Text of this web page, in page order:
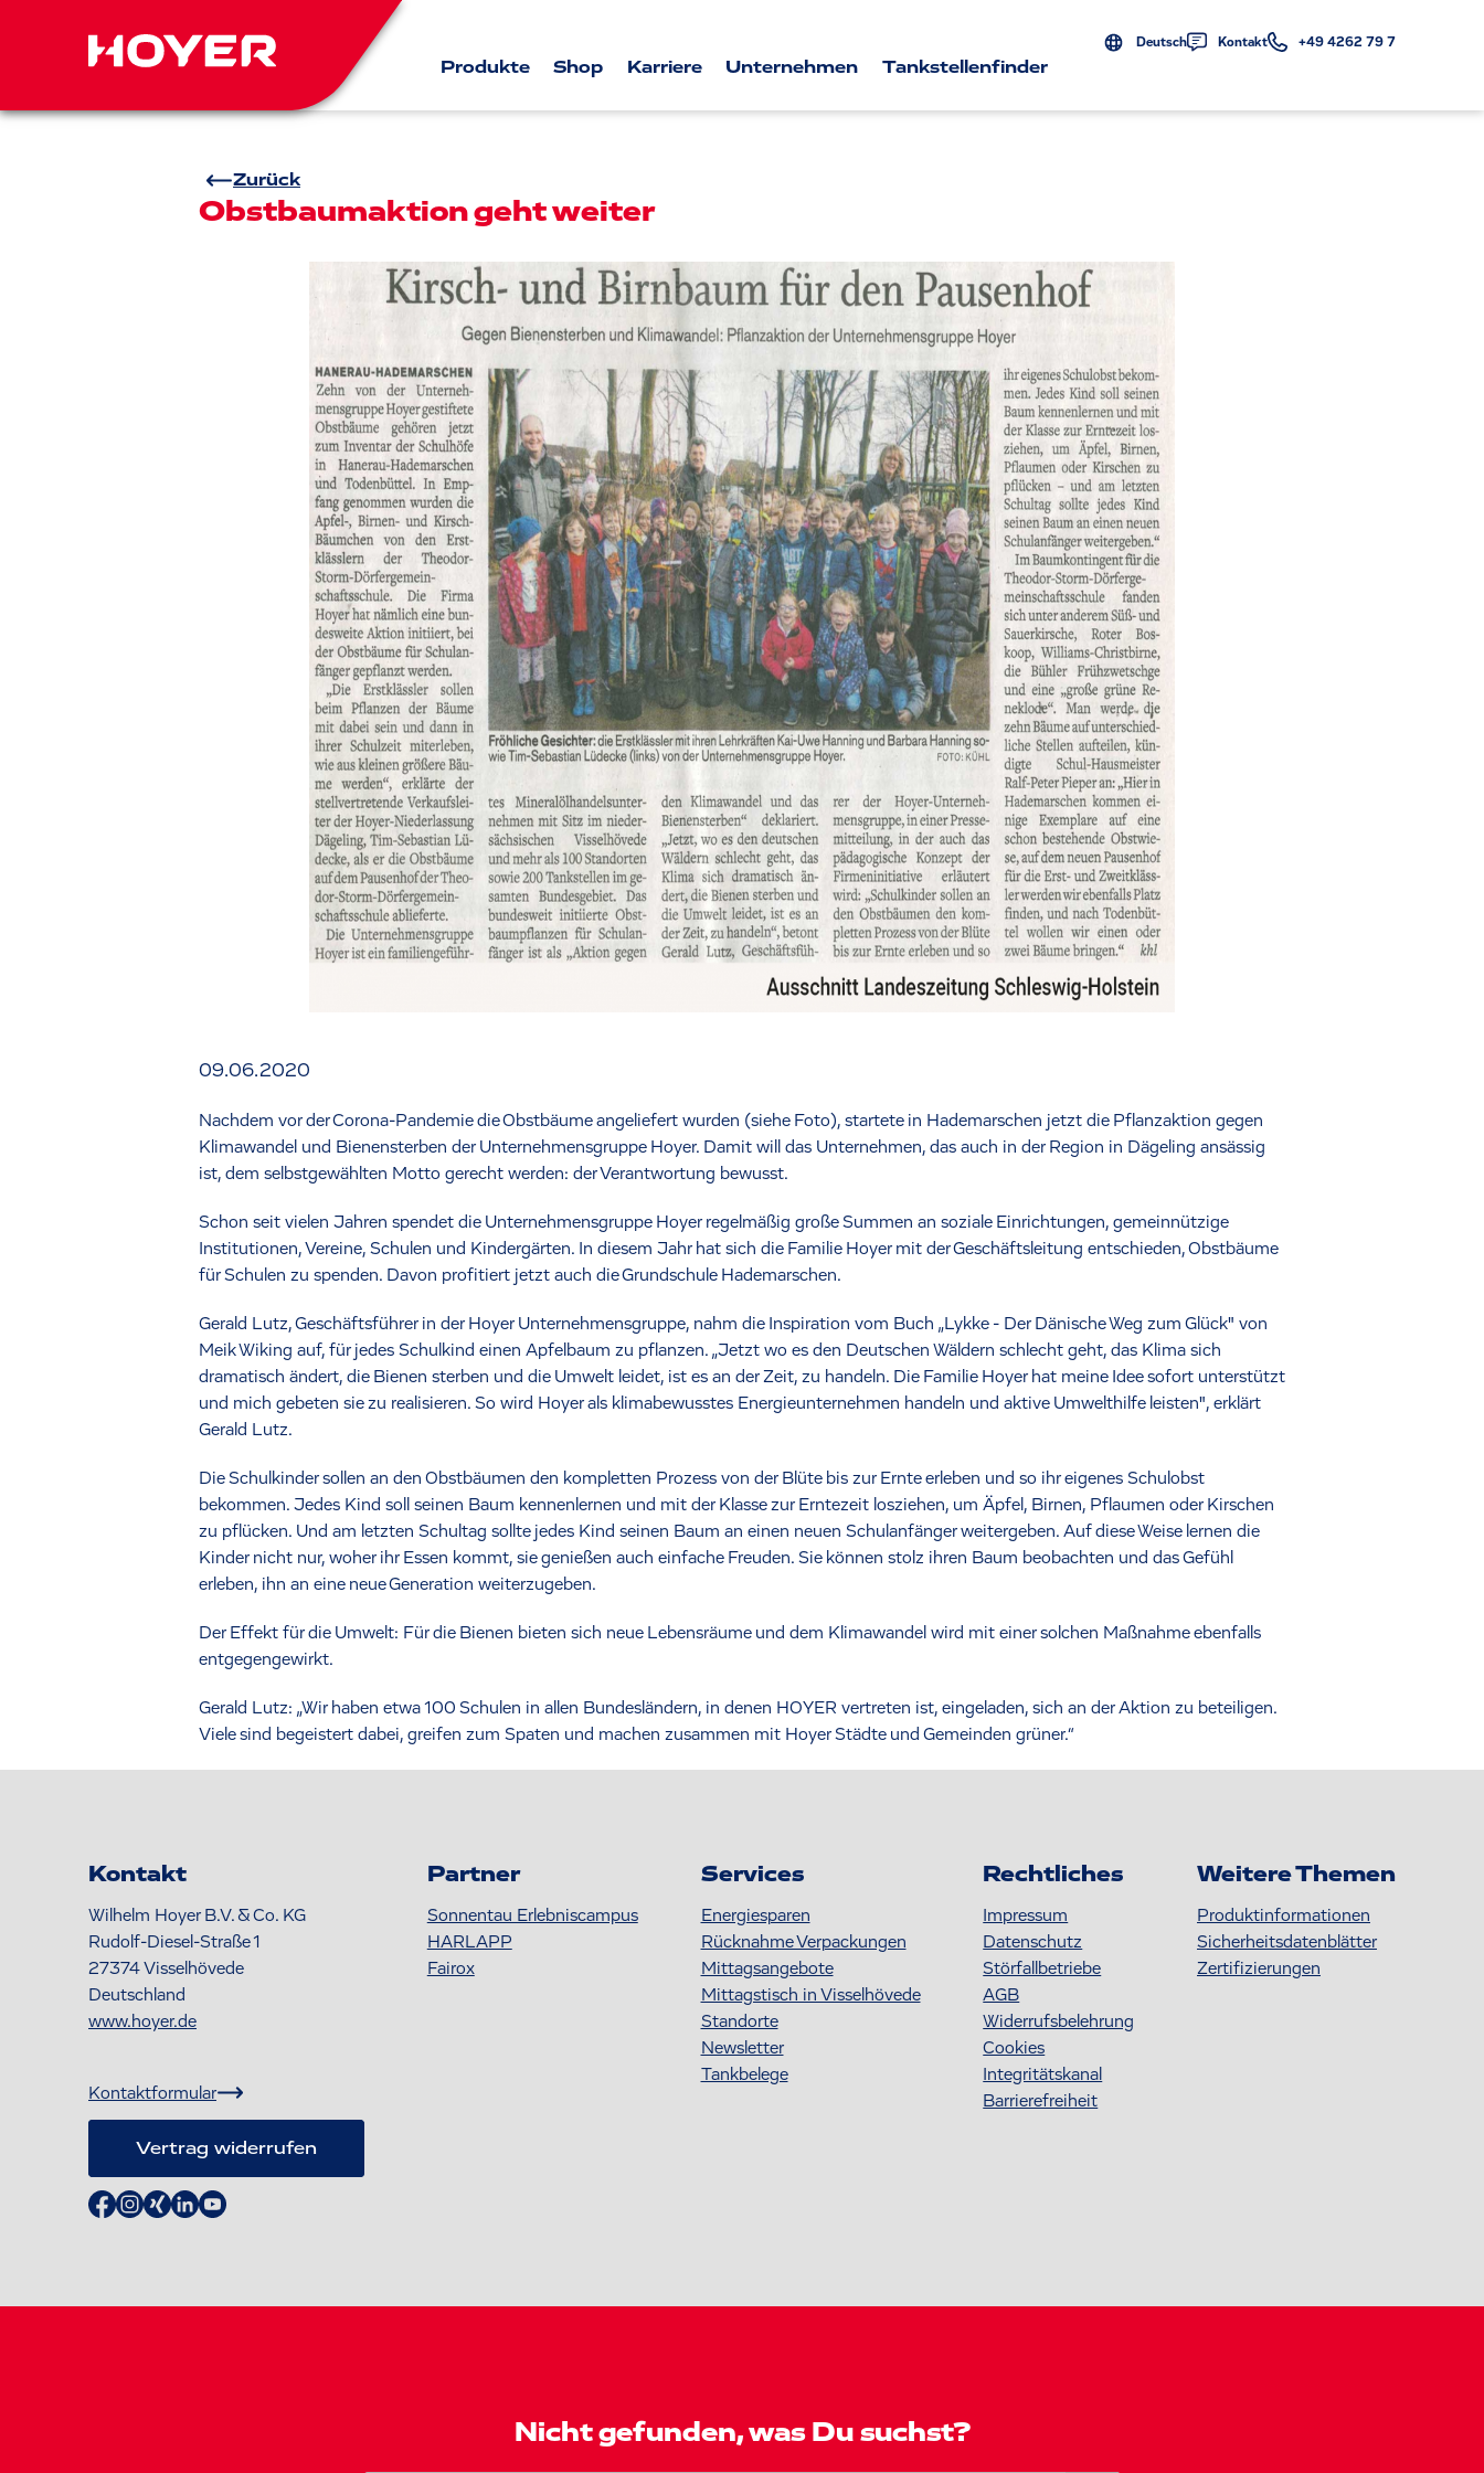
Deutsch Kontakt +49 4262 79 7
Produkte Shop Karriere Unternehmen Tankstellenfinder
Zurück
Obstbaumaktion geht weiter
09.06.2020
Nachdem vor der Corona-Pandemie die Obstbäume angeliefert wurden (siehe Foto), startete in Hademarschen jetzt die Pflanzaktion gegen
Klimawandel und Bienensterben der Unternehmensgruppe Hoyer. Damit will das Unternehmen, das auch in der Region in Dägeling ansässig
ist, dem selbstgewählten Motto gerecht werden: der Verantwortung bewusst.
Schon seit vielen Jahren spendet die Unternehmensgruppe Hoyer regelmäßig große Summen an soziale Einrichtungen, gemeinnützige
Institutionen, Vereine, Schulen und Kindergärten. In diesem Jahr hat sich die Familie Hoyer mit der Geschäftsleitung entschieden, Obstbäume
für Schulen zu spenden. Davon profitiert jetzt auch die Grundschule Hademarschen.
Gerald Lutz, Geschäftsführer in der Hoyer Unternehmensgruppe, nahm die Inspiration vom Buch „Lykke - Der Dänische Weg zum Glück" von
Meik Wiking auf, für jedes Schulkind einen Apfelbaum zu pflanzen. „Jetzt wo es den Deutschen Wäldern schlecht geht, das Klima sich
dramatisch ändert, die Bienen sterben und die Umwelt leidet, ist es an der Zeit, zu handeln. Die Familie Hoyer hat meine Idee sofort unterstützt
und mich gebeten sie zu realisieren. So wird Hoyer als klimabewusstes Energieunternehmen handeln und aktive Umwelthilfe leisten", erklärt
Gerald Lutz.
Die Schulkinder sollen an den Obstbäumen den kompletten Prozess von der Blüte bis zur Ernte erleben und so ihr eigenes Schulobst
bekommen. Jedes Kind soll seinen Baum kennenlernen und mit der Klasse zur Erntezeit losziehen, um Äpfel, Birnen, Pflaumen oder Kirschen
zu pflücken. Und am letzten Schultag sollte jedes Kind seinen Baum an einen neuen Schulanfänger weitergeben. Auf diese Weise lernen die
Kinder nicht nur, woher ihr Essen kommt, sie genießen auch einfache Freuden. Sie können stolz ihren Baum beobachten und das Gefühl
erleben, ihn an eine neue Generation weiterzugeben.
Der Effekt für die Umwelt: Für die Bienen bieten sich neue Lebensräume und dem Klimawandel wird mit einer solchen Maßnahme ebenfalls
entgegengewirkt.
Gerald Lutz: „Wir haben etwa 100 Schulen in allen Bundesländern, in denen HOYER vertreten ist, eingeladen, sich an der Aktion zu beteiligen.
Viele sind begeistert dabei, greifen zum Spaten und machen zusammen mit Hoyer Städte und Gemeinden grüner.“
Kontakt
Wilhelm Hoyer B.V. & Co. KG
Rudolf-Diesel-Straße 1
27374Visselhövede
Deutschland
www.hoyer.de
Kontaktformular
Vertrag widerrufen
Partner
Sonnentau Erlebniscampus
HARLAPP
Fairox
Services
Energiesparen
Rücknahme Verpackungen
Mittagsangebote
Mittagstisch in Visselhövede
Standorte
Newsletter
Tankbelege
Rechtliches
Impressum
Datenschutz
Störfallbetriebe
AGB
Widerrufsbelehrung
Cookies
Integritätskanal
Barrierefreiheit
Weitere Themen
Produktinformationen
S icherheitsdatenblätter
Zertifizierungen
Nicht gefunden, was Du suchst?